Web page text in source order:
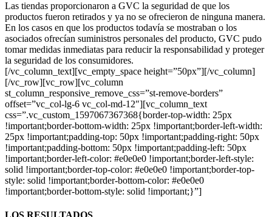
Las tiendas proporcionaron a GVC la seguridad de que los
productos fueron retirados y ya no se ofrecieron de ninguna manera.
En los casos en que los productos todavía se mostraban o los
asociados ofrecían suministros personales del producto, GVC pudo
tomar medidas inmediatas para reducir la responsabilidad y proteger
la seguridad de los consumidores.
[/vc_column_text][vc_empty_space height=”50px”][/vc_column]
[/vc_row][vc_row][vc_column
st_column_responsive_remove_css=”st-remove-borders”
offset=”vc_col-lg-6 vc_col-md-12″][vc_column_text
css=”.vc_custom_1597067367368{border-top-width: 25px
!important;border-bottom-width: 25px !important;border-left-width:
25px !important;padding-top: 50px !important;padding-right: 50px
!important;padding-bottom: 50px !important;padding-left: 50px
!important;border-left-color: #e0e0e0 !important;border-left-style:
solid !important;border-top-color: #e0e0e0 !important;border-top-
style: solid !important;border-bottom-color: #e0e0e0
!important;border-bottom-style: solid !important;}”]